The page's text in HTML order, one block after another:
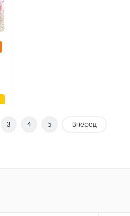
3 4 5 Вперед